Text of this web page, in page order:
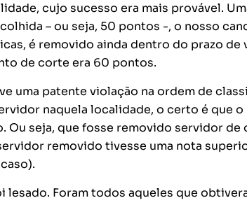
cujo sucesso era mais provável.
– ou seja, 50 pontos -, o nosso
é removido ainda dentro do prazo de
de corte era 60 pontos.
uma patente violação na ordem de
naquela localidade, o certo é que
Ou seja, que fosse removido servidor de
removido tivesse uma nota
lesado. Foram todos aqueles que